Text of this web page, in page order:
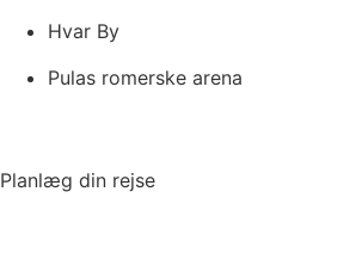
Hvar By
Pulas romerske arena
Planlæg din rejse